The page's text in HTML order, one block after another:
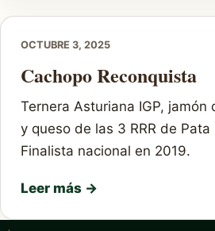
OCTUBRE 3, 2025
Cachopo Reconquista
Ternera Asturiana IGP, jamón
y queso de las 3 RRR de Pata
Finalista nacional en 2019.
Leer más →